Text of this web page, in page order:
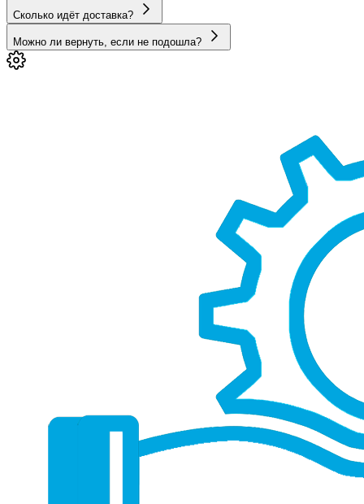
Сколько идёт доставка?
Можно ли вернуть, если не подошла?